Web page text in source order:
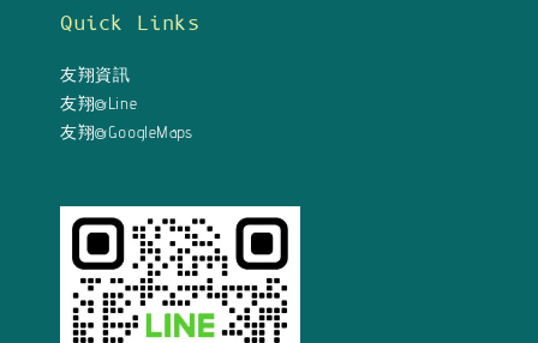
Quick Links
友翔資訊
友翔@Line
友翔@GoogleMaps